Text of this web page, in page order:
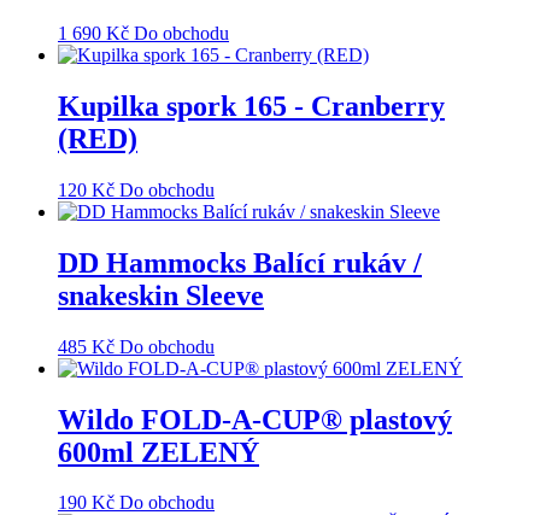
1 690 Kč Do obchodu
Kupilka spork 165 - Cranberry
(RED)
120 Kč Do obchodu
DD Hammocks Balící rukáv /
snakeskin Sleeve
485 Kč Do obchodu
Wildo FOLD-A-CUP® plastový
600ml ZELENÝ
190 Kč Do obchodu